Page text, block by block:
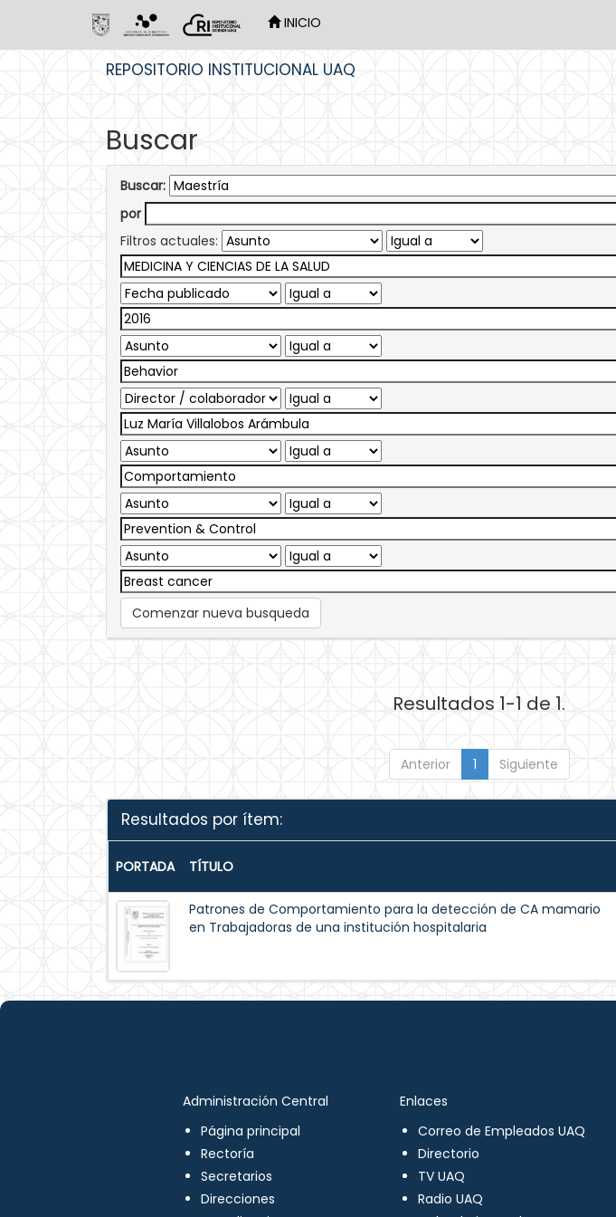
INICIO
REPOSITORIO INSTITUCIONAL UAQ
Buscar
Buscar:
por
Filtros actuales:
Comenzar nueva busqueda
Resultados 1-1 de 1.
Anterior 1 Siguiente
Resultados por ítem:
PORTADA TÍTULO
Patrones de Comportamiento para la detección de CA mamario
en Trabajadoras de una institución hospitalaria
Administración Central
Página principal
Rectoría
Secretarios
Direcciones
Enlaces
Correo de Empleados UAQ
Directorio
TV UAQ
Radio UAQ